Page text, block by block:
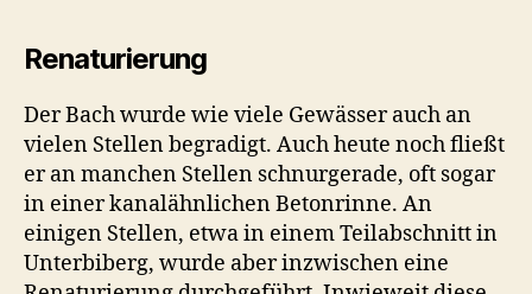
Renaturierung
Der Bach wurde wie viele Gewässer auch an
vielen Stellen begradigt. Auch heute noch fließt
er an manchen Stellen schnurgerade, oft sogar
in einer kanalähnlichen Betonrinne. An
einigen Stellen, etwa in einem Teilabschnitt in
Unterbiberg, wurde aber inzwischen eine